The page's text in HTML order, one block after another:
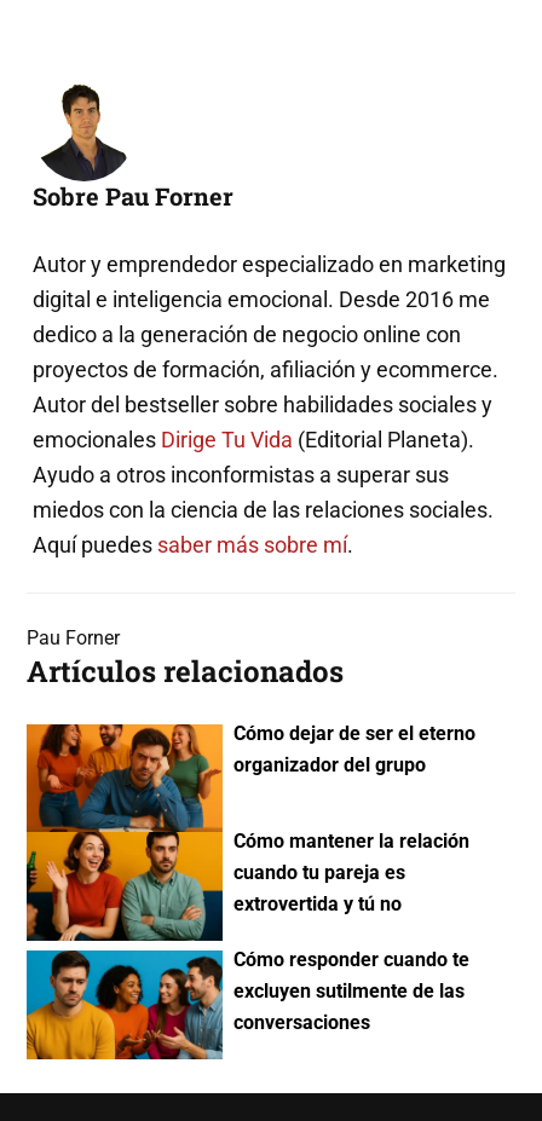
Sobre Pau Forner
Autor y emprendedor especializado en marketing
digital e inteligencia emocional. Desde 2016 me
dedico a la generación de negocio online con
proyectos de formación, afiliación y ecommerce.
Autor del bestseller sobre habilidades sociales y
emocionales Dirige Tu Vida (Editorial Planeta).
Ayudo a otros inconformistas a superar sus
miedos con la ciencia de las relaciones sociales.
Aquí puedes saber más sobre mí.
Pau Forner
Artículos relacionados
Cómo dejar de ser el eterno
organizador del grupo
Cómo mantener la relación
cuando tu pareja es
extrovertida y tú no
Cómo responder cuando te
excluyen sutilmente de las
conversaciones